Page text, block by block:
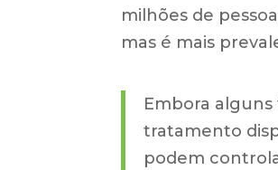
milhões de
mas é mais
Embora
tratamento
podem